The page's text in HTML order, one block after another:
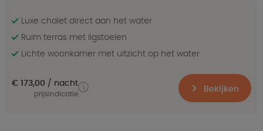
Luxe chalet direct aan het water
Ruim terras met ligstoelen
Lichte woonkamer met uitzicht op het water
€ 173,00 nacht
prijsindicatie Bekijken